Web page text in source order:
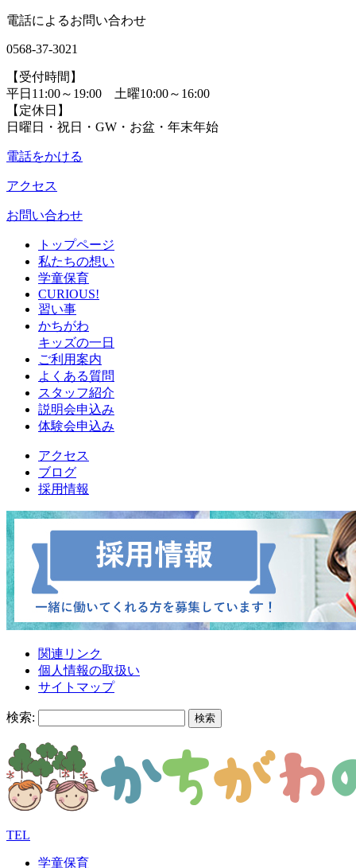
電話によるお問い合わせ
0568-37-3021
【受付時間】
平日11:00～19:00 土曜10:00～16:00
【定休日】
日曜日・祝日・GW・お盆・年末年始
電話をかける
アクセス
お問い合わせ
トップページ
私たちの想い
学童保育
CURIOUS!
習い事
かちがわ
キッズの一日
ご利用案内
よくある質問
スタッフ紹介
説明会申込み
体験会申込み
アクセス
ブログ
採用情報
関連リンク
個人情報の取扱い
サイトマップ
検索:
TEL
学童保育